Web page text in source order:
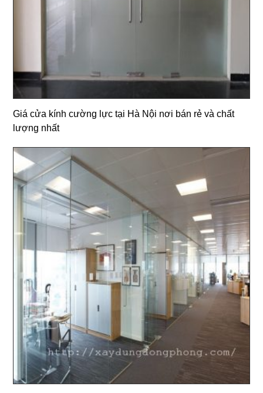
Giá cửa kính cường lực tại Hà Nội nơi bán rẻ và chất
lượng nhất